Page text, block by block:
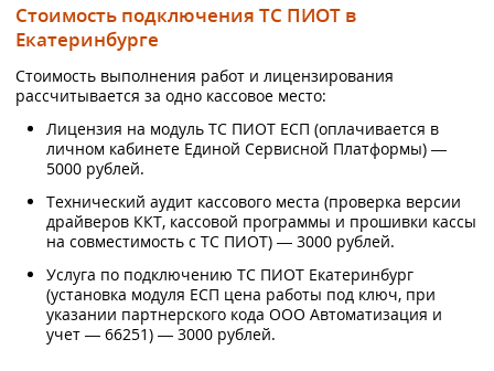
Стоимость подключения ТС ПИОТ в
Екатеринбурге
Стоимость выполнения работ и лицензирования
рассчитывается за одно кассовое место:
Лицензия на модуль ТС ПИОТ ЕСП (оплачивается в
личном кабинете Единой Сервисной Платформы) —
5000 рублей.
Технический аудит кассового места (проверка версии
драйверов ККТ, кассовой программы и прошивки кассы
на совместимость с ТС ПИОТ) — 3000 рублей.
Услуга по подключению ТС ПИОТ Екатеринбург
(установка модуля ЕСП цена работы под ключ, при
указании партнерского кода ООО Автоматизация и
учет — 66251) — 3000 рублей.